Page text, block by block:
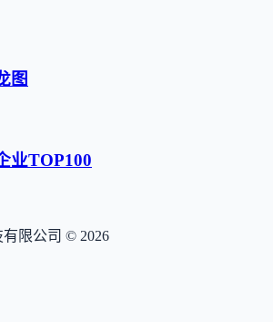
图
业TOP100
有限公司 © 2026